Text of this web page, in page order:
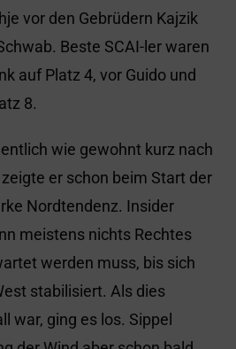
vor den Gebrüdern Kajzik
Beste SCAI-ler waren
auf Platz 4, vor Guido und
8.
wie gewohnt kurz nach
er schon beim Start der
Nordtendenz. Insider
meistens nichts Rechtes
werden muss, bis sich
stabilisiert. Als dies
war, ging es los. Sippel